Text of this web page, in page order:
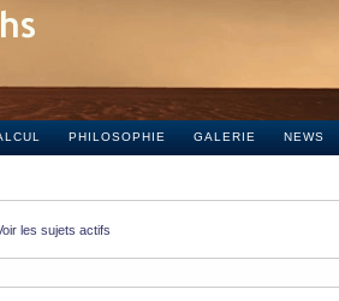
PHILOSOPHIE GALERIE NEWS
les sujets actifs